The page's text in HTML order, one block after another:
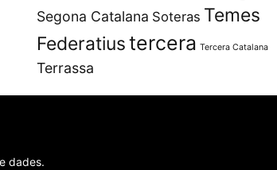
Segona Catalana Soteras Temes
Federatiustercera Tercera Catalana
Terrassa
dades.